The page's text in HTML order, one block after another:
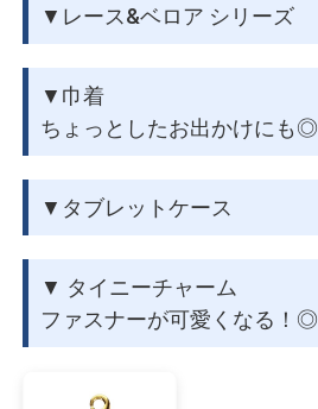
▼レース&ベロア シリーズ
▼巾着
ちょっとしたお出かけにも◎
▼タブレットケース
▼ タイニーチャーム
ファスナーが可愛くなる！◎